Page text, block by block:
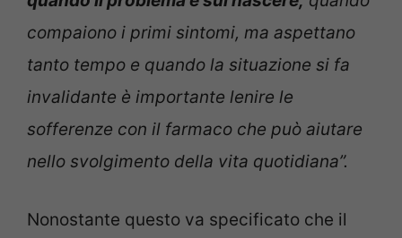
compaiono i primi sintomi, ma aspettano
tanto tempo e quando la situazione si fa
invalidante è importante lenire le
sofferenze con il farmaco che può aiutare
nello svolgimento della vita quotidiana”.
Nonostante questo va specificato che il